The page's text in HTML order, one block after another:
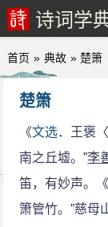
诗词学
首页 » 典故 » 楚箫
楚箫
《文选．王褒
南之丘墟。”李
笛，有妙声。
箫管竹。”慈母